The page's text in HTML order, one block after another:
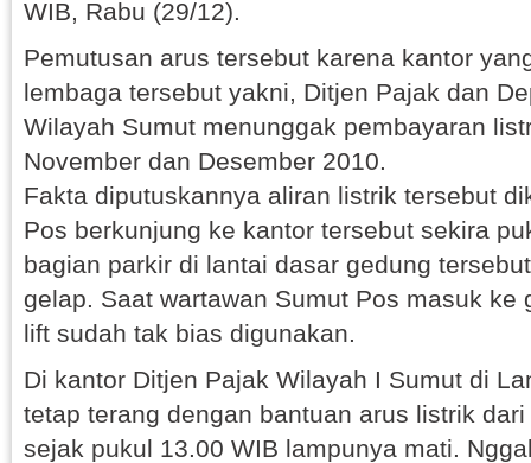
WIB, Rabu (29/12).
Pemutusan arus tersebut karena kantor
lembaga tersebut yakni, Ditjen Pajak dan
Wilayah Sumut menunggak pembayaran
November dan Desember 2010.
Fakta diputuskannya aliran listrik tersebut
Pos berkunjung ke kantor tersebut sekira
bagian parkir di lantai dasar gedung
gelap. Saat wartawan Sumut Pos masuk ke
lift sudah tak bias digunakan.
Di kantor Ditjen Pajak Wilayah I Sumut di
tetap terang dengan bantuan arus listrik
sejak pukul 13.00 WIB lampunya mati.